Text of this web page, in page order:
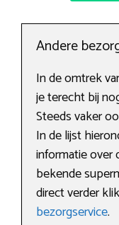
Andere
In de omtrek
je terecht bij
Steeds vaker
In de lijst
informatie over
bekende
direct verder
bezorgservice.